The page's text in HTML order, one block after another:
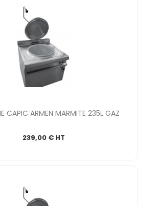
CAPIC ARMEN MARMITE 235L GAZ
239,00 € HT